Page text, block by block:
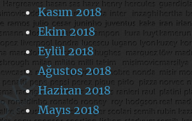
Kasım 2018
Ekim 2018
Eylül 2018
Ağustos 2018
Haziran 2018
Mayıs 2018